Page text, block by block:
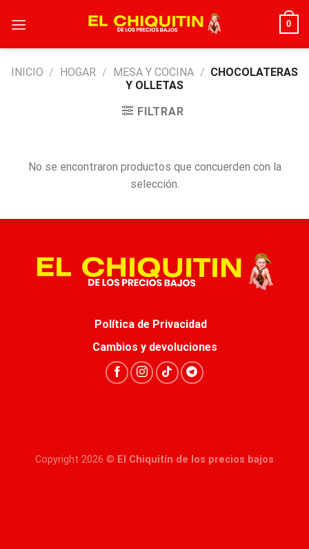
0
INICIO / HOGAR / MESA Y COCINA / CHOCOLATERAS
Y OLLETAS
FILTRAR
No se encontraron productos que concuerden con la
selección.
Política de Privacidad
Cambios y devoluciones
Copyright 2026 © El Chiquitín de los precios bajos